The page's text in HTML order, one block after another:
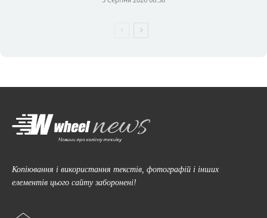
Копіювання і використання текстів, фотографій і інших
елементів цього сайту заборонені!